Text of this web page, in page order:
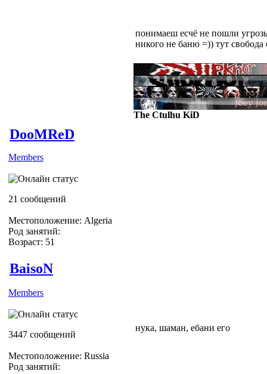
понимаеш есчё не пошли
никого не баню =)) тут
The Ctulhu KiD
DooMReD
Members
21 сообщений
Местоположение: Algeria
Род занятий:
Возраст: 51
BaisoN
Members
3447 сообщений
Местоположение: Russia
Род занятий:
нука, шаман, ебани его